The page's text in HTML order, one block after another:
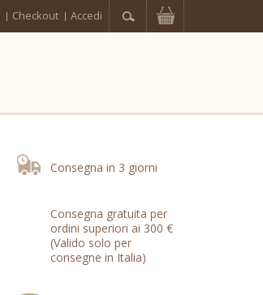
Checkout Accedi
Consegna in 3 giorni
Consegna gratuita per
ordini superiori ai 300 €
(Valido solo per
consegne in Italia)